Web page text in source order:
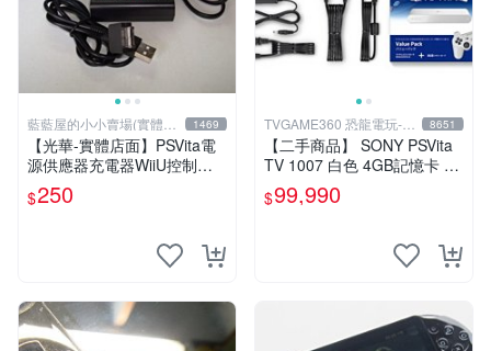
藍藍屋的小小賣場(實體店
面)
1469
【光華-實體店面】PSVita電
源供應器充電器WiiU控制器
充電器主機電源供應器變壓器
火牛~
$250
TVGAME360 恐龍電玩-台
中店
8651
【二手商品】 SONY PSVita
TV 1007 白色 4GB記憶卡 PS
3手把(白) 書盒完整 【台中恐
龍電玩】
$99,990